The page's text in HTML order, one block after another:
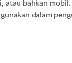
atau bahkan mobil.
dalam